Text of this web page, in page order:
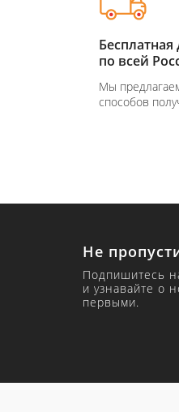
Бесплатная
по всей
Мы
способов
Не
Подпишитесь
и узнавайте о
первыми.